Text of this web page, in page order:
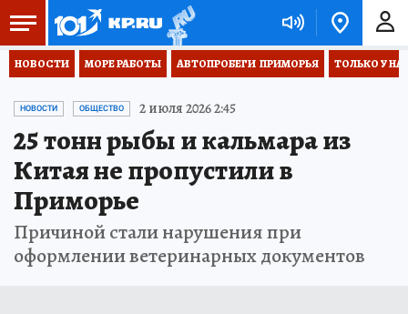
НОВОСТИ МОРЕ РАБОТЫ АВТОПРОБЕГИ  ПРИМОРЬЯ ТОЛЬКО У
НОВОСТИ ОБЩЕСТВО 2 июля 2026 2:45
25 тонн рыбы и кальмара из
Китая не пропустили в
Приморье
Причиной стали нарушения при
оформлении ветеринарных документов